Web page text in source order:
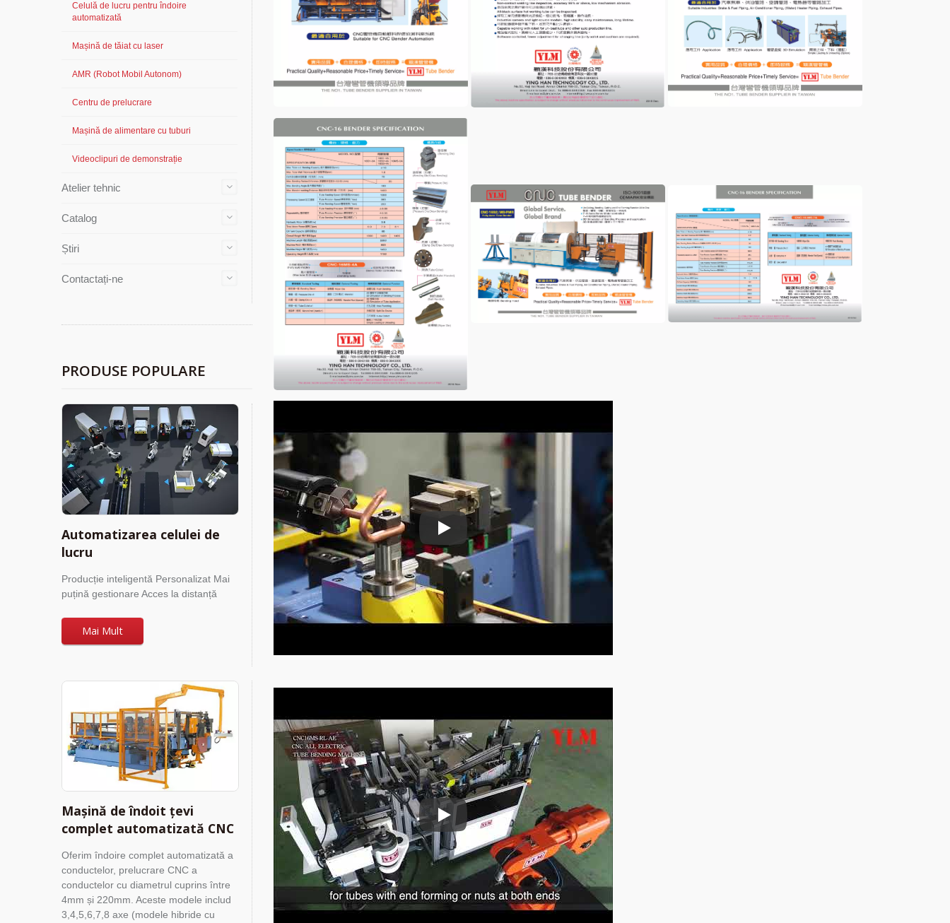
Celulă de lucru pentru îndoire
automatizată
Mașină de tăiat cu laser
AMR (Robot Mobil Autonom)
Centru de prelucrare
Mașină de alimentare cu tuburi
Videoclipuri de demonstrație
Atelier tehnic
Catalog
Știri
Contactați-ne
PRODUSE POPULARE
Automatizarea celulei de
lucru
Producție inteligentă Personalizat Mai
puțină gestionare Acces la distanță
Mai Mult
Mașină de îndoit țevi
complet automatizată CNC
Oferim îndoire complet automatizată a
conductelor, prelucrare CNC a
conductelor cu diametrul cuprins între
4mm și 220mm. Aceste modele includ
3,4,5,6,7,8 axe (modele hibride cu
Mașină de alimentare cu tuburi
Mașină de alimentare cu tuburi